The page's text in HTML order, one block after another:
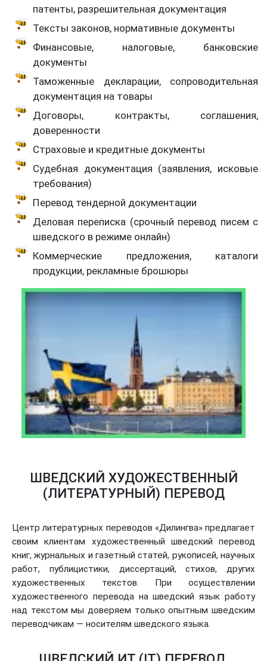
патенты, разрешительная документация
Тексты законов, нормативные документы
Финансовые, налоговые, банковские
документы
Таможенные декларации, сопроводительная
документация на товары
Договоры, контракты, соглашения,
доверенности
Страховые и кредитные документы
Судебная документация (заявления, исковые
требования)
Перевод тендерной документации
Деловая переписка (срочный перевод писем с
шведского в режиме онлайн)
Коммерческие предложения, каталоги
продукции, рекламные брошюры
ШВЕДСКИЙ ХУДОЖЕСТВЕННЫЙ
(ЛИТЕРАТУРНЫЙ) ПЕРЕВОД
Центр литературных переводов «Дилингва» предлагает
своим клиентам художественный шведский перевод
книг, журнальных и газетный статей, рукописей, научных
работ, публицистики, диссертаций, стихов, других
художественных текстов. При осуществлении
художественного перевода на шведский язык работу
над текстом мы доверяем только опытным шведским
переводчикам — носителям шведского языка.